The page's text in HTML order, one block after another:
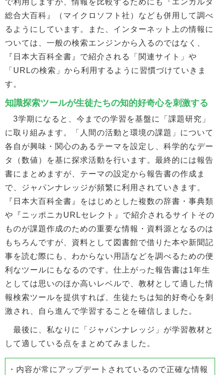
総合大百科』（マイクロソフト社）なども併用して調べ
るようにしています。また、インターネット上の情報に
ついては、一般の検索エンジンから入るのではなく、
『日本大百科全書』で紹介される「関連サイト」や
「URLの検索」から利用するように習慣づけていきま
す。
知識探索ツールが生徒たちの知的好奇心を刺激する
3学期になると、今までの学習を基盤に「課題研究」
に取り組みます。「人間の活動と環境の課題」について
各自が興味・関心のあるテーマを設定し、科学的なデー
タ（数値）を基に探求活動を行います。最終的には報告
書にまとめますが、テーマの設定から報告書の作成ま
で、ジャパンナレッジが頻繁に利用されていきます。
『日本大百科全書』をはじめとした複数の辞書・事典類
や『ニッポニカURLセレクト』で紹介されるサイトその
ものが課題作成のための重要な情報・資料源となるのは
もちろんですが、資料として図書館で借りた本や新聞記
事を読む際にも、わからない用語などを調べるための便
利なツールにもなるのです。仕上がった報告書は1年生
としては思いのほか高いレベルで、教材として適した情
報検索ツールを提供すれば、生徒たちは知的好奇心を刺
激され、自ら進んで学習することを確信しました。
最後に、私なりに「ジャパンナレッジ」が学習教材と
して適している点をまとめてみました。
・内容が常にアップデートされているので正確な情報